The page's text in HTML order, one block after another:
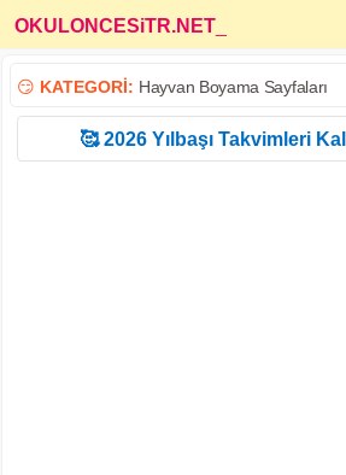
OKULONCESiTR.NET
😏 KATEGORİ: Hayvan Boyama Sayfaları
🥰 2026 Yılbaşı Takvimleri